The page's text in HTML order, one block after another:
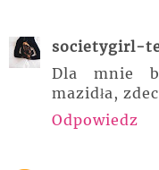
societygirl-
Dla mnie
mazidła,
Odpowiedz